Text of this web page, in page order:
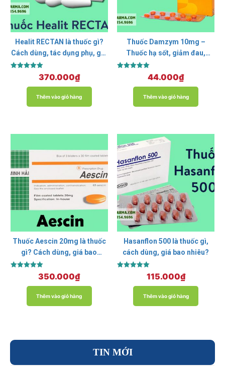
Healit RECTAN là thuốc gì?
Cách dùng, tác dụng phụ, giá
bao nhiêu?
Được xếp
5.00
370.000₫
Thêm vào giỏ hàng
Thuốc Damzym 10mg –
Thuốc hạ sốt, giảm đau,
chống viêm
5.00
44.000₫
Thêm vào giỏ hàng
Thuốc Aescin 20mg là thuốc
gì? Cách dùng, giá bao
Được xếp
5.00
350.000₫
Thêm vào giỏ hàng
Hasanflon 500 là thuốc gì,
cách dùng, giá bao nhiêu?
5.00
115.000₫
Thêm vào giỏ hàng
TIN MỚI